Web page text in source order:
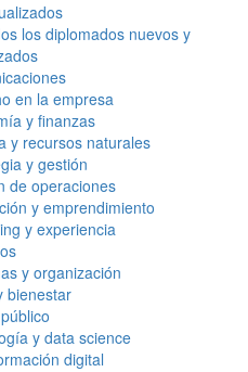
los diplomados nuevos y
en la empresa
y finanzas
y recursos naturales
y gestión
de operaciones
y emprendimiento
y experiencia
y organización
bienestar
y data science
digital